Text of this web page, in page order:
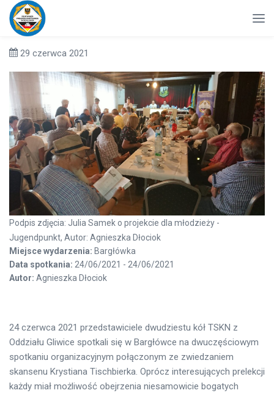
29 czerwca 2021
Podpis zdjęcia: Julia Samek o projekcie dla młodzieży -
Jugendpunkt, Autor: Agnieszka Dłociok
Miejsce wydarzenia: Bargłówka
Data spotkania: 24/06/2021 - 24/06/2021
Autor: Agnieszka Dłociok
24 czerwca 2021 przedstawiciele dwudziestu kół TSKN z
Oddziału Gliwice spotkali się w Bargłówce na dwuczęściowym
spotkaniu organizacyjnym połączonym ze zwiedzaniem
skansenu Krystiana Tischbierka. Oprócz interesujących prelekcji
każdy miał możliwość obejrzenia niesamowicie bogatych